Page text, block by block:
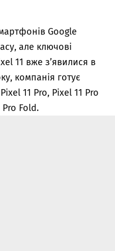
Google
але ключові
11 вже з’явилися в
компанія готує
11 Pro, Pixel 11 Pro
Pro Fold.